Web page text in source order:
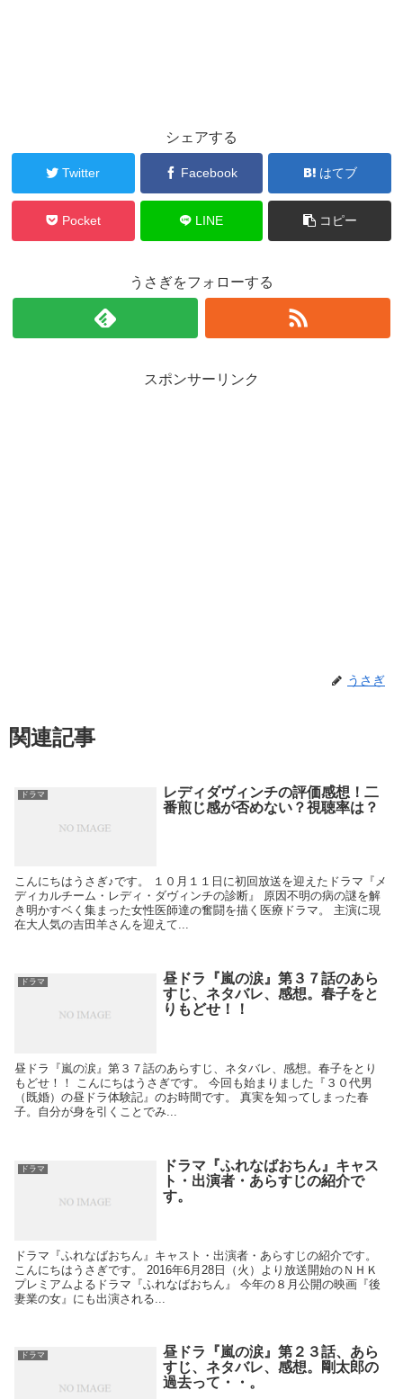
シェアする
Twitter Facebook はてブ
Pocket LINE コピー
うさぎをフォローする
スポンサーリンク
うさぎ
関連記事
ドラマ
レディダヴィンチの評価感想！二
番煎じ感が否めない？視聴率は？
こんにちはうさぎ♪です。 １０月１１日に初回放送を迎えたドラマ『メ
ディカルチーム・レディ・ダヴィンチの診断』 原因不明の病の謎を解
き明かすベく集まった女性医師達の奮闘を描く医療ドラマ。 主演に現
在大人気の吉田羊さんを迎えて...
ドラマ
昼ドラ『嵐の涙』第３７話のあら
すじ、ネタバレ、感想。春子をと
りもどせ！！
昼ドラ『嵐の涙』第３７話のあらすじ、ネタバレ、感想。春子をとり
もどせ！！ こんにちはうさぎです。 今回も始まりました『３０代男
（既婚）の昼ドラ体験記』のお時間です。 真実を知ってしまった春
子。自分が身を引くことでみ...
ドラマ
ドラマ『ふれなばおちん』キャス
ト・出演者・あらすじの紹介で
す。
ドラマ『ふれなばおちん』キャスト・出演者・あらすじの紹介です。
こんにちはうさぎです。 2016年6月28日（火）より放送開始のＮＨＫ
プレミアムよるドラマ『ふれなばおちん』 今年の８月公開の映画『後
妻業の女』にも出演される...
ドラマ
昼ドラ『嵐の涙』第２３話、あら
すじ、ネタバレ、感想。剛太郎の
過去って・・。